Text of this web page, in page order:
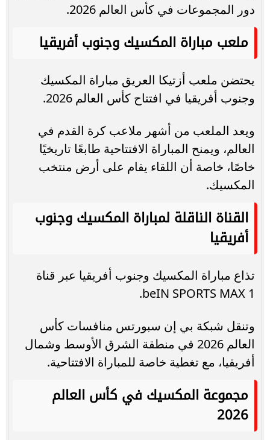
دور المجموعات في كأس العالم 2026.
ملعب مباراة المكسيك وجنوب أفريقيا
يحتضن ملعب أزتيكا العريق مباراة المكسيك
وجنوب أفريقيا في افتتاح كأس العالم 2026.
ويعد الملعب من أشهر ملاعب كرة القدم في
العالم، ويمنح المباراة الافتتاحية طابعًا تاريخيًا
خاصًا، خاصة أن اللقاء يقام على أرض منتخب
المكسيك.
القناة الناقلة لمباراة المكسيك وجنوب
أفريقيا
تذاع مباراة المكسيك وجنوب أفريقيا عبر قناة
beIN SPORTS MAX 1.
وتنقل شبكة بي إن سبورتس منافسات كأس
العالم 2026 في منطقة الشرق الأوسط وشمال
أفريقيا، مع تغطية خاصة للمباراة الافتتاحية.
مجموعة المكسيك في كأس العالم
2026